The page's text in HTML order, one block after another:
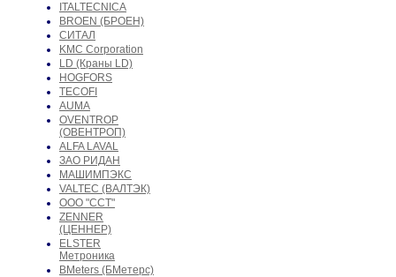
ITALTECNICA
BROEN (БРОЕН)
СИТАЛ
KMC Corporation
LD (Краны LD)
HOGFORS
TECOFI
AUMA
OVENTROP
(ОВЕНТРОП)
ALFA LAVAL
ЗАО РИДАН
МАШИМПЭКС
VALTEC (ВАЛТЭК)
ООО "ССТ"
ZENNER
(ЦЕННЕР)
ELSTER
Метроника
BMeters (БМетерс)